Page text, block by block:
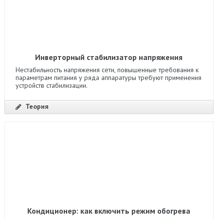
Инверторный стабилизатор напряжения
Нестабильность напряжения сети, повышенные требования к
параметрам питания у ряда аппаратуры требуют применения
устройств стабилизации.
Теория
Кондиционер: как включить режим обогрева